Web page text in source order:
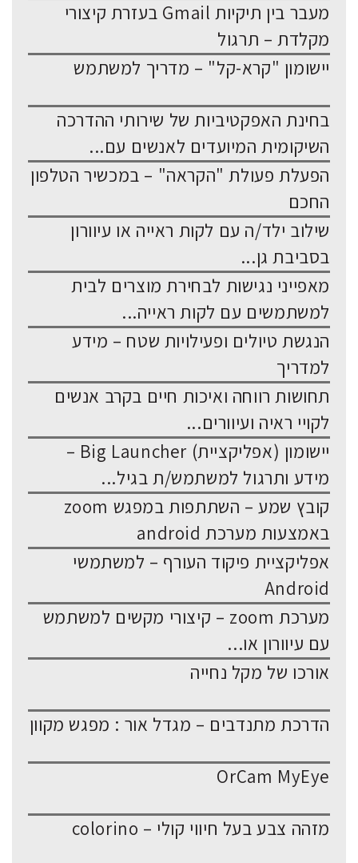
מעבר בין תיקיות Gmail בעזרת קיצורי
מקלדת – תרגול
יישומון "קרא-קל" – מדריך למשתמש
בחינת האפקטיביות של שירותי ההדרכה
השיקומית המיועדים לאנשים עם...
הפעלת פעולת "הקראה" – במכשיר הטלפון
החכם
שילוב ילד/ה עם לקות ראייה או עיוורון
בסביבת גן...
מאפייני נגישות לבחירת מוצרים לבית
למשתמשים עם לקות ראייה...
הנגשת טיולים ופעילויות שטח – מידע
למדריך
תחושות רווחה ואיכות חיים בקרב אנשים
לקויי ראיה ועיוורים...
יישומון (אפליקציית) Big Launcher –
מידע ותרגול למשתמש/ת בגיל...
קובץ שמע – השתתפות במפגש zoom
באמצעות מערכת android
אפליקציית פיקוד העורף – למשתמשי
Android
מערכת zoom – קיצורי מקשים למשתמש
עם עיוורון או...
אורכו של מקל נחייה
הדרכת מתנדבים – מגדל אור : מפגש מקוון
OrCam MyEye
מזהה צבע בעל חיווי קולי – colorino